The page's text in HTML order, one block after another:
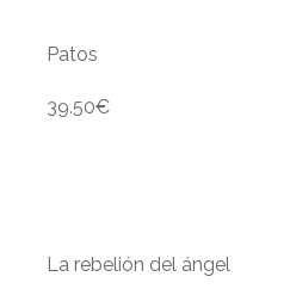
Patos
39.50€
La rebelión del ángel